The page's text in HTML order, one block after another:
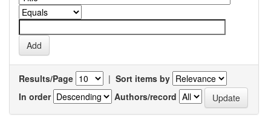
Results/Page | Sort items by
In order
Authors/record